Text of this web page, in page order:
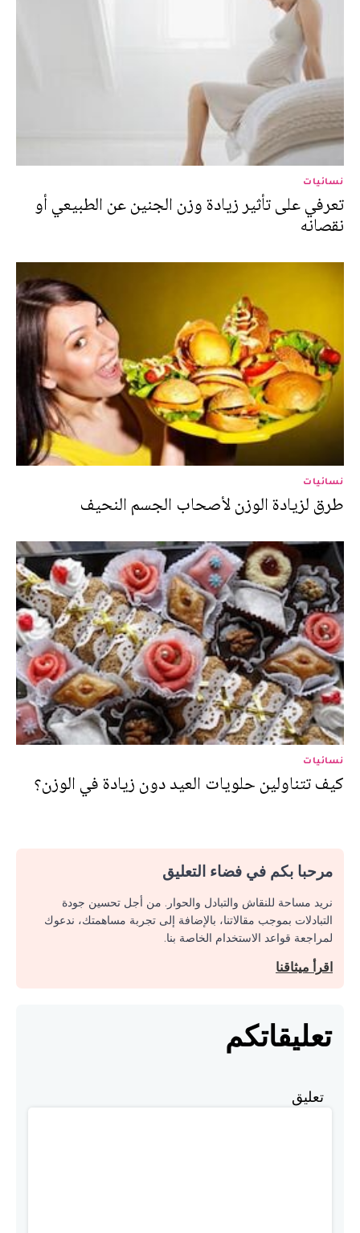
نسائيات
تعرفي على تأثير زيادة وزن الجنين عن الطبيعي أو
نقصانه
نسائيات
طرق لزيادة الوزن لأصحاب الجسم النحيف
نسائيات
كيف تتناولين حلويات العيد دون زيادة في الوزن؟
مرحبا بكم في فضاء التعليق
نريد مساحة للنقاش والتبادل والحوار. من أجل تحسين جودة
التبادلات بموجب مقالاتنا، بالإضافة إلى تجربة مساهمتك، ندعوك
لمراجعة قواعد الاستخدام الخاصة بنا.
اقرأ ميثاقنا
تعليقاتكم
تعليق